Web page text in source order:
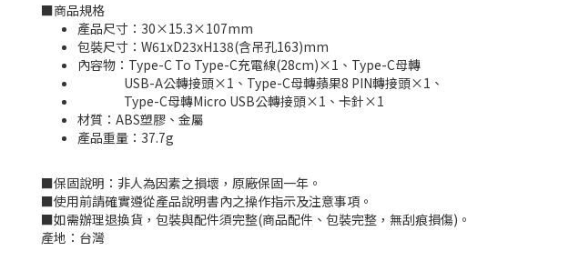
■商品規格
產品尺寸：30×15.3×107mm
包裝尺寸：W61xD23xH138(含吊孔163)mm
內容物：Type-C To Type-C充電線(28cm)×1、Type-C母轉
USB-A公轉接頭×1、Type-C母轉蘋果8 PIN轉接頭×1、
Type-C母轉Micro USB公轉接頭×1、卡針×1
材質：ABS塑膠、金屬
產品重量：37.7g
■保固說明：非人為因素之損壞，原廠保固一年。
■使用前請確實遵從產品說明書內之操作指示及注意事項。
■如需辦理退換貨，包裝與配件須完整(商品配件、包裝完整，無刮痕損傷) 。
產地：台灣